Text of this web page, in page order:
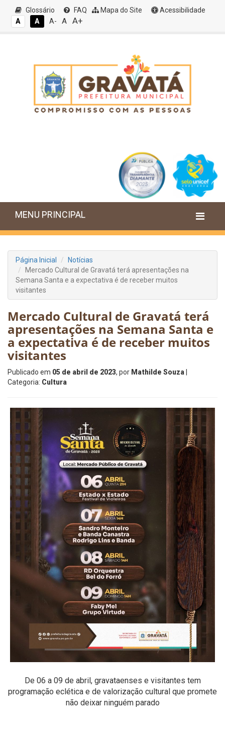
Glossário FAQ Mapa do Site
Acessibilidade
A
A A- A A+
MENU PRINCIPAL
Página Inicial
Notícias
Mercado Cultural de Gravatá terá apresentações na
Semana Santa e a expectativa é de receber muitos
visitantes
Mercado Cultural de Gravatá terá
apresentações na Semana Santa e
a expectativa é de receber muitos
visitantes
Publicado em 05 de abril de 2023, por Mathilde Souza
Categoria: Cultura
De 06 a 09 de abril, gravataenses e visitantes tem
programação eclética e de valorização cultural que promete
não deixar ninguém parado